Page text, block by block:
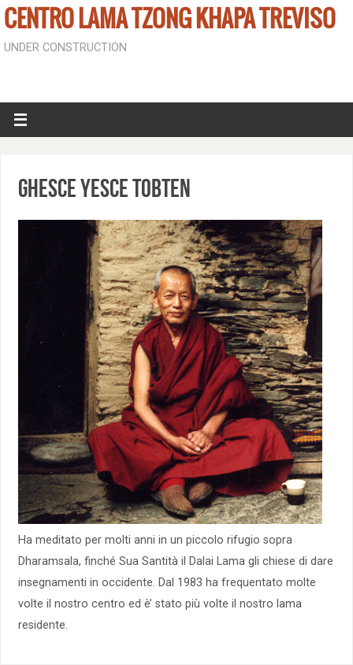
CENTRO LAMA TZONG KHAPA TREVISO
UNDER CONSTRUCTION
Ghesce Yesce Tobten
Ha meditato per molti anni in un piccolo rifugio sopra
Dharamsala, finché Sua Santità il Dalai Lama gli chiese di dare
insegnamenti in occidente. Dal 1983 ha frequentato molte
volte il nostro centro ed è’ stato più volte il nostro lama
residente.